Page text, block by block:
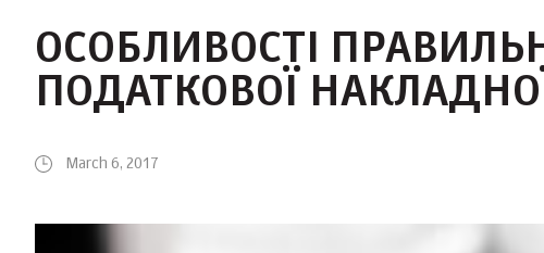
ОСОБЛИВОСТІ
ПОДАТКОВОЇ
March 6, 2017